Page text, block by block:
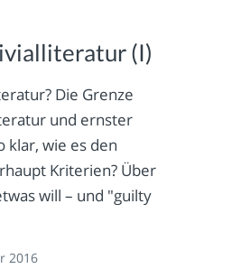
(I)
Die Grenze
und ernster
klar, wie es den
Kriterien? Über
will – und "guilty
2016